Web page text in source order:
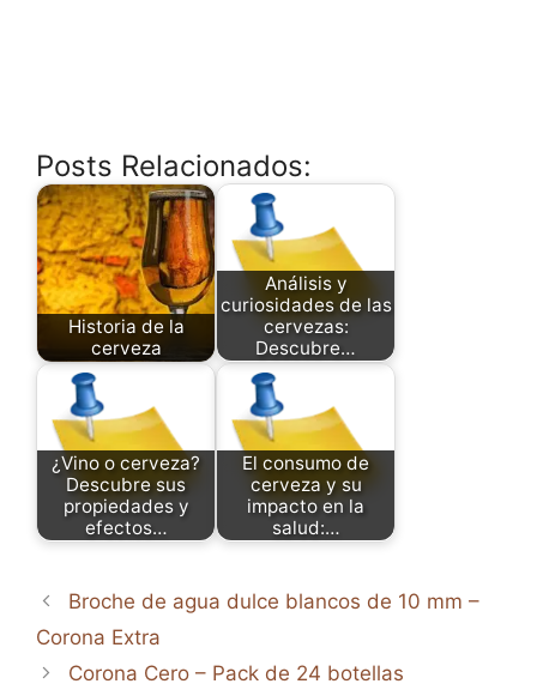
Posts Relacionados:
Historia de la
cerveza
Análisis y
curiosidades de las
cervezas:
Descubre…
¿Vino o cerveza?
Descubre sus
propiedades y
efectos…
El consumo de
cerveza y su
impacto en la
salud:…
Broche de agua dulce blancos de 10 mm –
Corona Extra
Corona Cero – Pack de 24 botellas